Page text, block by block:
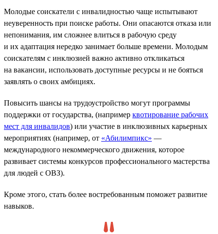
Молодые соискатели с инвалидностью чаще испытывают
неуверенность при поиске работы. Они опасаются отказа или
непонимания, им сложнее влиться в рабочую среду
и их адаптация нередко занимает больше времени. Молодым
соискателям с инклюзией важно активно откликаться
на вакансии, использовать доступные ресурсы и не бояться
заявлять о своих амбициях.
Повысить шансы на трудоустройство могут программы
поддержки от государства, (например квотирование рабочих
мест для инвалидов) или участие в инклюзивных карьерных
мероприятиях (например, от «Абилимпикс» —
международного некоммерческого движения, которое
развивает системы конкурсов профессионального мастерства
для людей с ОВЗ).
Кроме этого, стать более востребованным поможет развитие
навыков.